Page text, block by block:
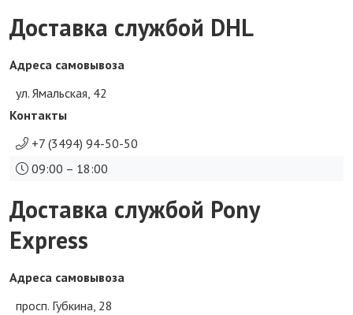
Доставка службой DHL
Адреса самовывоза
ул. Ямальская, 42
Контакты
+7 (3494) 94-50-50
09:00 – 18:00
Доставка службой Pony
Express
Адреса самовывоза
просп. Губкина, 28